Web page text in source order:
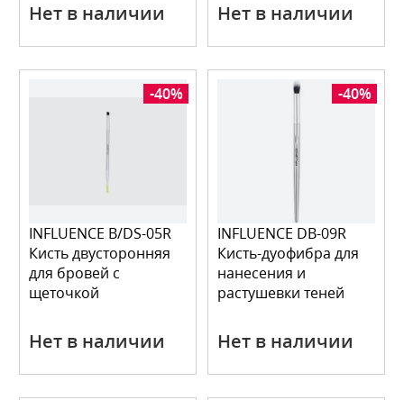
Нет в наличии Нет в наличии
-40%
INFLUENCE B/DS-05R
Кисть двусторонняя
для бровей с
щеточкой
Нет в наличии
-40%
INFLUENCE DB-09R
Кисть-дуофибра для
нанесения и
растушевки теней
Нет в наличии